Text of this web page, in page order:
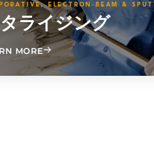
ELECTRON-BEAM &
ライジング
MOREABOUT METALLIZING